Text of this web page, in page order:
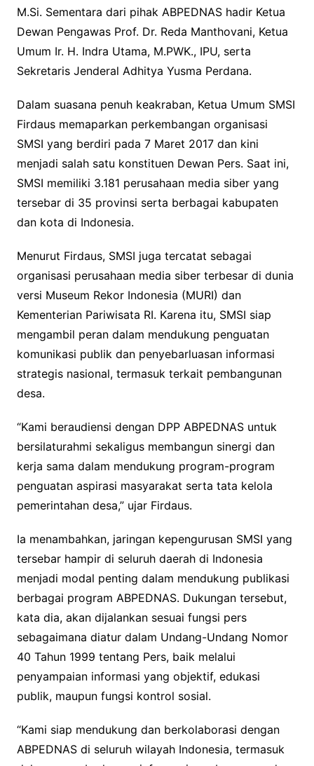
M.Si. Sementara dari pihak ABPEDNAS hadir Ketua
Dewan Pengawas Prof. Dr. Reda Manthovani, Ketua
Umum Ir. H. Indra Utama, M.PWK., IPU, serta
Sekretaris Jenderal Adhitya Yusma Perdana.
Dalam suasana penuh keakraban, Ketua Umum SMSI
Firdaus memaparkan perkembangan organisasi
SMSI yang berdiri pada 7 Maret 2017 dan kini
menjadi salah satu konstituen Dewan Pers. Saat ini,
SMSI memiliki 3.181 perusahaan media siber yang
tersebar di 35 provinsi serta berbagai kabupaten
dan kota di Indonesia.
Menurut Firdaus, SMSI juga tercatat sebagai
organisasi perusahaan media siber terbesar di dunia
versi Museum Rekor Indonesia (MURI) dan
Kementerian Pariwisata RI. Karena itu, SMSI siap
mengambil peran dalam mendukung penguatan
komunikasi publik dan penyebarluasan informasi
strategis nasional, termasuk terkait pembangunan
desa.
“Kami beraudiensi dengan DPP ABPEDNAS untuk
bersilaturahmi sekaligus membangun sinergi dan
kerja sama dalam mendukung program-program
penguatan aspirasi masyarakat serta tata kelola
pemerintahan desa,” ujar Firdaus.
Ia menambahkan, jaringan kepengurusan SMSI yang
tersebar hampir di seluruh daerah di Indonesia
menjadi modal penting dalam mendukung publikasi
berbagai program ABPEDNAS. Dukungan tersebut,
kata dia, akan dijalankan sesuai fungsi pers
sebagaimana diatur dalam Undang-Undang Nomor
40 Tahun 1999 tentang Pers, baik melalui
penyampaian informasi yang objektif, edukasi
publik, maupun fungsi kontrol sosial.
“Kami siap mendukung dan berkolaborasi dengan
ABPEDNAS di seluruh wilayah Indonesia, termasuk